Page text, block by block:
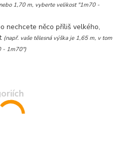
1,70 m, vyberte velikost "1m70 -
nechcete něco příliš velkého,
(např. vaše tělesná výška je 1,65 m, v tom
- 1m70")